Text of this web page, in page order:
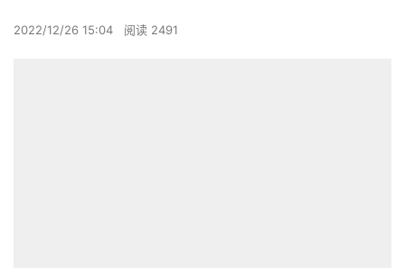
2022/12/26 15:04 阅读 2491